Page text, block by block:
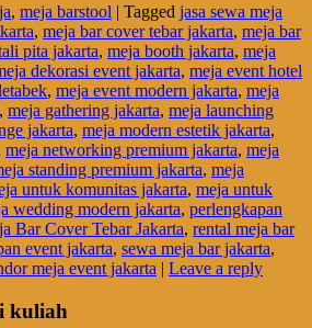
, meja barstool | Tagged jasa sewa meja
, meja bar cover tebar jakarta, meja bar
pita jakarta, meja booth jakarta, meja
dekorasi event jakarta, meja event hotel
, meja event modern jakarta, meja
, meja gathering jakarta, meja launching
jakarta, meja modern estetik jakarta,
meja networking premium jakarta, meja
standing premium jakarta, meja
untuk komunitas jakarta, meja untuk
wedding modern jakarta, perlengkapan
Bar Cover Tebar Jakarta, rental meja bar
event jakarta, sewa meja bar jakarta,
meja event jakarta | Leave a reply
kuliah